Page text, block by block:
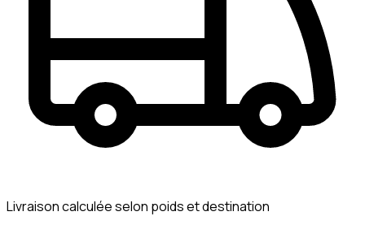
Livraison calculée selon poids et destination